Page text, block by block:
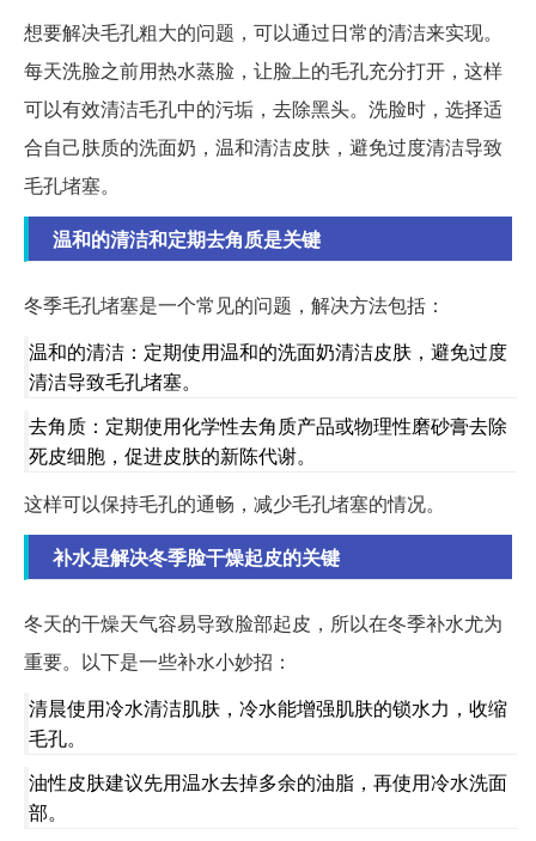
想要解决毛孔粗大的问题，可以通过日常的清洁来实现。
每天洗脸之前用热水蒸脸，让脸上的毛孔充分打开，这样
可以有效清洁毛孔中的污垢，去除黑头。洗脸时，选择适
合自己肤质的洗面奶，温和清洁皮肤，避免过度清洁导致
毛孔堵塞。
温和的清洁和定期去角质是关键
冬季毛孔堵塞是一个常见的问题，解决方法包括：
温和的清洁：定期使用温和的洗面奶清洁皮肤，避免过度
清洁导致毛孔堵塞。
去角质：定期使用化学性去角质产品或物理性磨砂膏去除
死皮细胞，促进皮肤的新陈代谢。
这样可以保持毛孔的通畅，减少毛孔堵塞的情况。
补水是解决冬季脸干燥起皮的关键
冬天的干燥天气容易导致脸部起皮，所以在冬季补水尤为
重要。以下是一些补水小妙招：
清晨使用冷水清洁肌肤，冷水能增强肌肤的锁水力，收缩
毛孔。
油性皮肤建议先用温水去掉多余的油脂，再使用冷水洗面
部。